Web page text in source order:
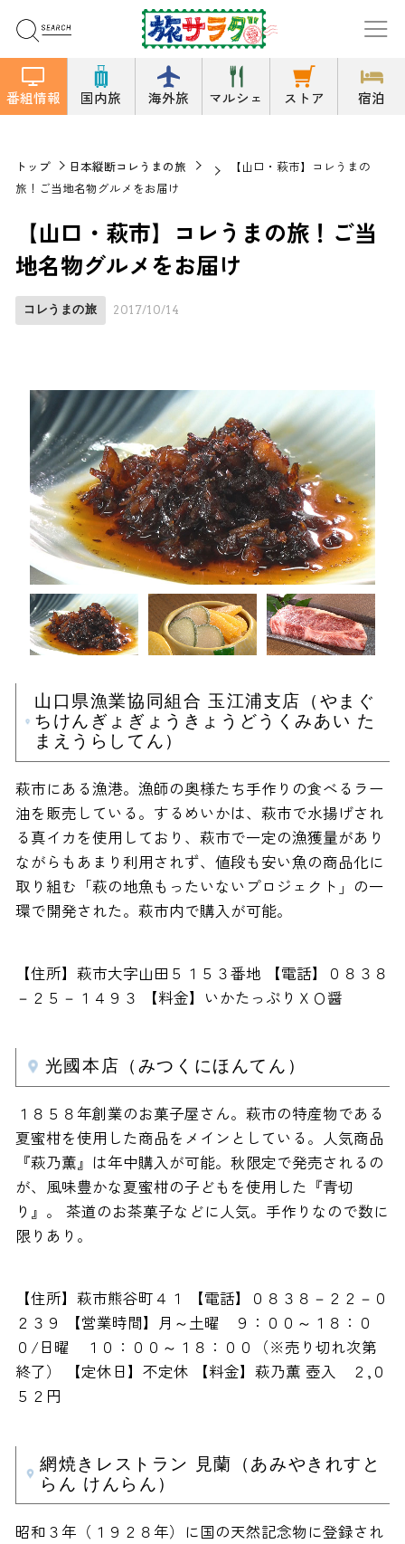
番組情報 国内旅 海外旅 マルシェ ストア 宿泊
トップ 日本縦断コレうまの旅
【山口・萩市】コレうまの
旅！ご当地名物グルメをお届け
【山口・萩市】コレうまの旅！ご当
地名物グルメをお届け
コレうまの旅 2017/10/14
山口県漁業協同組合 玉江浦支店（やまぐ
ちけんぎょぎょうきょうどうくみあい た
まえうらしてん）
萩市にある漁港。漁師の奥様たち手作りの食べるラー
油を販売している。するめいかは、萩市で水揚げされ
る真イカを使用しており、萩市で一定の漁獲量があり
ながらもあまり利用されず、値段も安い魚の商品化に
取り組む「萩の地魚もったいないプロジェクト」の一
環で開発された。萩市内で購入が可能。
【住所】萩市大字山田５１５３番地 【電話】０８３８
－２５－１４９３ 【料金】いかたっぷりＸＯ醤
光國本店（みつくにほんてん）
１８５８年創業のお菓子屋さん。萩市の特産物である
夏蜜柑を使用した商品をメインとしている。人気商品
『萩乃薫』は年中購入が可能。秋限定で発売されるの
が、風味豊かな夏蜜柑の子どもを使用した『青切
り』。 茶道のお茶菓子などに人気。手作りなので数に
限りあり。
【住所】萩市熊谷町４１ 【電話】０８３８－２２－０
２３９ 【営業時間】月～土曜 ９：００～１８：０
０/日曜 １０：００～１８：００（※売り切れ次第
終了） 【定休日】不定休 【料金】萩乃薫 壺入 ２,０
５２円
網焼きレストラン 見蘭（あみやきれすと
らん けんらん）
昭和３年（１９２８年）に国の天然記念物に登録され